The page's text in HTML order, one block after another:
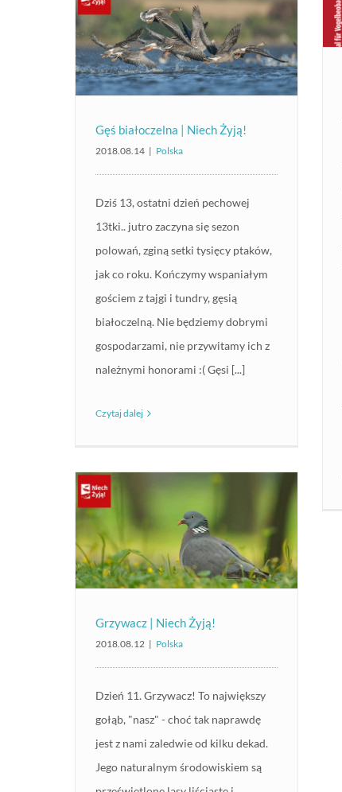
Gęś białoczelna | Niech Żyją!
2018.08.14 | Polska
Dziś 13, ostatni dzień pechowej
13tki.. jutro zaczyna się sezon
polowań, zginą setki tysięcy ptaków,
jak co roku. Kończymy wspaniałym
gościem z tajgi i tundry, gęsią
białoczelną. Nie będziemy dobrymi
gospodarzami, nie przywitamy ich z
należnymi honorami :( Gęsi [...]
Czytaj dalej
Grzywacz | Niech Żyją!
2018.08.12 | Polska
Dzień 11. Grzywacz! To największy
gołąb, "nasz" - choć tak naprawdę
jest z nami zaledwie od kilku dekad.
Jego naturalnym środowiskiem są